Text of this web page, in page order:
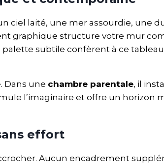
ciel laité, une mer assourdie, une
graphique structure votre mur
subtile confèrent à ce
Dans une chambre parentale, il
l’imaginaire et offre un horizon
effort
Aucun encadrement